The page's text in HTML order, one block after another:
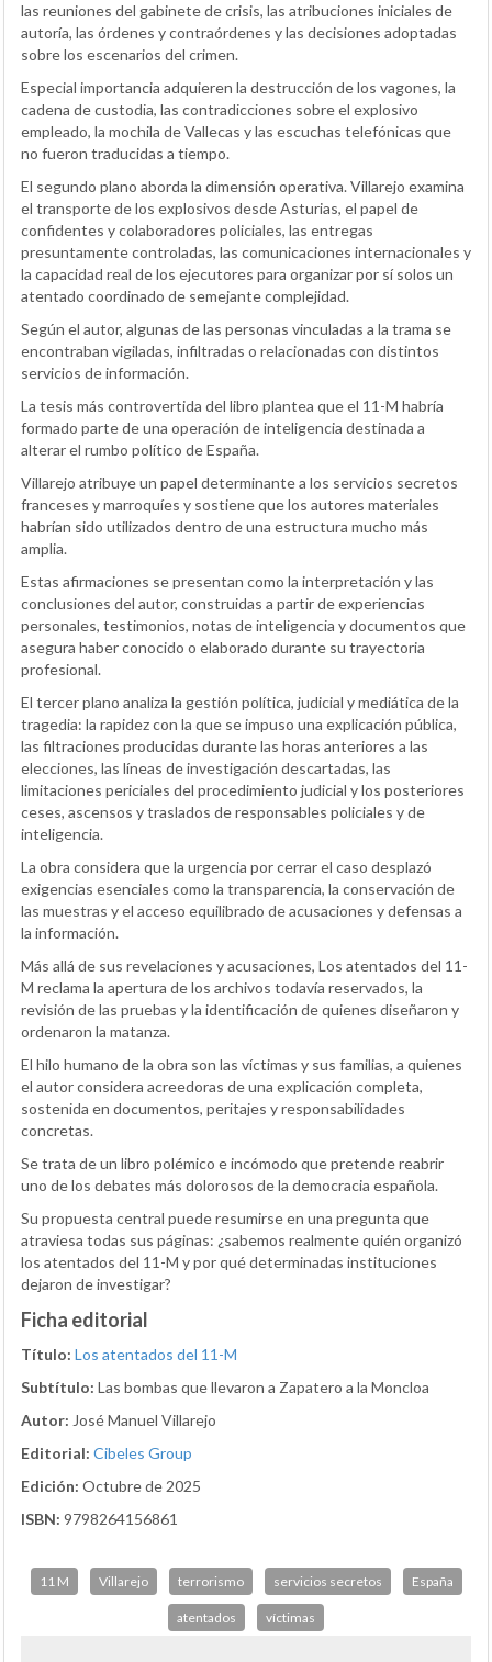
las reuniones del gabinete de crisis, las atribuciones iniciales de
autoría, las órdenes y contraórdenes y las decisiones adoptadas
sobre los escenarios del crimen.
Especial importancia adquieren la destrucción de los vagones, la
cadena de custodia, las contradicciones sobre el explosivo
empleado, la mochila de Vallecas y las escuchas telefónicas que
no fueron traducidas a tiempo.
El segundo plano aborda la dimensión operativa. Villarejo examina
el transporte de los explosivos desde Asturias, el papel de
confidentes y colaboradores policiales, las entregas
presuntamente controladas, las comunicaciones internacionales y
la capacidad real de los ejecutores para organizar por sí solos un
atentado coordinado de semejante complejidad.
Según el autor, algunas de las personas vinculadas a la trama se
encontraban vigiladas, infiltradas o relacionadas con distintos
servicios de información.
La tesis más controvertida del libro plantea que el 11-M habría
formado parte de una operación de inteligencia destinada a
alterar el rumbo político de España.
Villarejo atribuye un papel determinante a los servicios secretos
franceses y marroquíes y sostiene que los autores materiales
habrían sido utilizados dentro de una estructura mucho más
amplia.
Estas afirmaciones se presentan como la interpretación y las
conclusiones del autor, construidas a partir de experiencias
personales, testimonios, notas de inteligencia y documentos que
asegura haber conocido o elaborado durante su trayectoria
profesional.
El tercer plano analiza la gestión política, judicial y mediática de la
tragedia: la rapidez con la que se impuso una explicación pública,
las filtraciones producidas durante las horas anteriores a las
elecciones, las líneas de investigación descartadas, las
limitaciones periciales del procedimiento judicial y los posteriores
ceses, ascensos y traslados de responsables policiales y de
inteligencia.
La obra considera que la urgencia por cerrar el caso desplazó
exigencias esenciales como la transparencia, la conservación de
las muestras y el acceso equilibrado de acusaciones y defensas a
la información.
Más allá de sus revelaciones y acusaciones, Los atentados del 11-
M reclama la apertura de los archivos todavía reservados, la
revisión de las pruebas y la identificación de quienes diseñaron y
ordenaron la matanza.
El hilo humano de la obra son las víctimas y sus familias, a quienes
el autor considera acreedoras de una explicación completa,
sostenida en documentos, peritajes y responsabilidades
concretas.
Se trata de un libro polémico e incómodo que pretende reabrir
uno de los debates más dolorosos de la democracia española.
Su propuesta central puede resumirse en una pregunta que
atraviesa todas sus páginas: ¿sabemos realmente quién organizó
los atentados del 11-M y por qué determinadas instituciones
dejaron de investigar?
Ficha editorial
Título: Los atentados del 11-M
Subtítulo: Las bombas que llevaron a Zapatero a la Moncloa
Autor: José Manuel Villarejo
Editorial: Cibeles Group
Edición: Octubre de 2025
ISBN: 9798264156861
11 M Villarejo terrorismo servicios secretos España
atentados víctimas